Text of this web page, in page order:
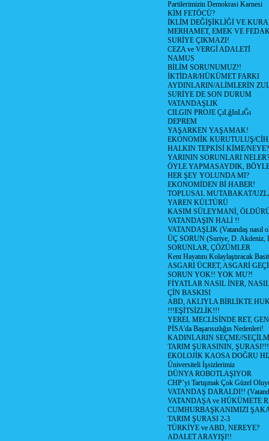
Partilerimizin Demokrasi Karnesi
KİM FETÖCÜ?
İKLİM DEĞİŞİKLİĞİ VE
MERHAMET, EMEK VE
SURİYE ÇIKMAZI!
CEZA ve VERGİ ADALETİ
NAMUS
BİLİM SORUNUMUZ!!
İKTİDAR/HÜKÜMET FARKI
AYDINLARIN/ALİMLERİN
SURİYE DE SON DURUM
VATANDAŞLIK
CILGIN PROJE ÇıLğInLıĞı
DEPREM
YAŞARKEN YAŞAMAK!
EKONOMİK KURUTULUŞ/
HALKIN TEPKİSİ KİME/NEYE?
YARININ SORUNLARI NELER?
ÖYLE YAPMASAYDIK,
HER ŞEY YOLUNDA MI?
EKONOMİDEN Bİ HABER!
TOPLUSAL MUTABAKAT/
YAREN KÜLTÜRÜ
KASIM SÜLEYMANİ,
VATANDAŞIN HALİ !!
VATANDAŞLIK (Vatandaş nasıl
ÜÇ SORUN (Suriye, D. Akdeniz,
SORUNLAR, ÇÖZÜMLER
Kent Hayatını Kolaylaştıracak
ASGARİ ÜCRET, ASGARİ
SORUN YOK!! YOK MU?!
FİYATLAR NASIL İNER,
ÇİN BASKISI
ABD, AKLIYLA BİRLİKTE
!!!EŞİTSİZLİK!!!
YEREL MECLİSİNDE RET,
PİSA'da Başarısızlığın Nedenleri!
KADINLARIN SEÇME//
TARIM ŞURASININ, ŞURASI!!!
EKOLOJİK KAOSA DOĞRU
Üniversiteli İşsizlerimiz
DÜNYA ROBOTLAŞIYOR
CHP’yi Tartışmak Çok Güzel
VATANDAŞ DARALDI!!
VATANDAŞA ve HÜKÜMETE
CUMHURBAŞKANIMIZI
TARIM ŞURASI 2-3
TÜRKİYE ve ABD, NEREYE?
ADALET ARAYIŞI!!